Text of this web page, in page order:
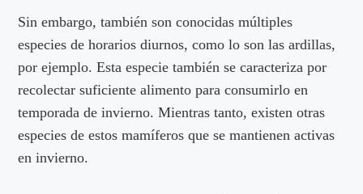
Sin embargo, también son conocidas múltiples
especies de horarios diurnos, como lo son las ardillas,
por ejemplo. Esta especie también se caracteriza por
recolectar suficiente alimento para consumirlo en
temporada de invierno. Mientras tanto, existen otras
especies de estos mamíferos que se mantienen activas
en invierno.